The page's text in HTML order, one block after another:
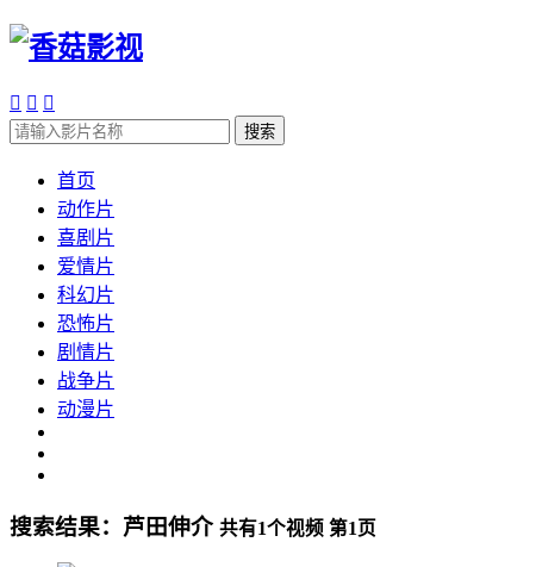
  
搜索
首页
动作片
喜剧片
爱情片
科幻片
恐怖片
剧情片
战争片
动漫片
搜索结果： 芦田伸介 共有1个视频 第1 页